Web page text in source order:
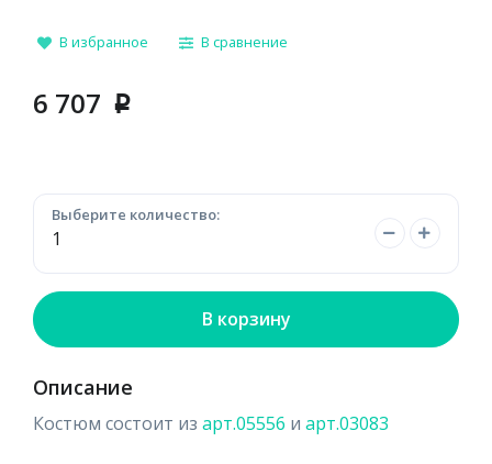
В избранное В сравнение
6 707 p
Выберите количество:
В корзину
Описание
Костюм состоит из арт.05556 и арт.03083